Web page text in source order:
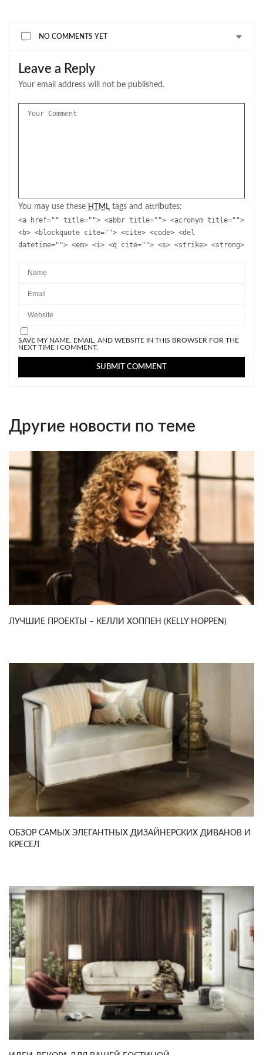
NO COMMENTS YET
Leave a Reply
Your email address will not be published.
You may use these HTML tags and attributes:
<a href="" title=""> <abbr title=""> <acronym title="">
<b> <blockquote cite=""> <cite> <code> <del
datetime=""> <em> <i> <q cite=""> <s> <strike> <strong>
SAVE MY NAME, EMAIL, AND WEBSITE IN THIS BROWSER FOR THE
NEXT TIME I COMMENT.
Другие новости по теме
ЛУЧШИЕ ПРОЕКТЫ – КЕЛЛИ ХОППЕН (KELLY HOPPEN)
ОБЗОР САМЫХ ЭЛЕГАНТНЫХ ДИЗАЙНЕРСКИХ ДИВАНОВ И
КРЕСЕЛ